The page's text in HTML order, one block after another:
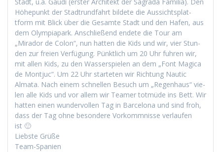
Höhep­unkt der Stadtrund­fahrt bildete die Aus­sicht­splat­
tform mit Blick über die Gesamte Stadt und den Hafen, aus
dem Olympia­park. Anschließend endete die Tour am
„Mirador de Colon“, nun hat­ten die Kids und wir, vier Stun­
den zur freien Ver­fü­gung. Pünk­tlich um 20 Uhr fuhren wir,
mit allen Kids, zu den Wasser­spie­len an dem „Font Mag­i­ca
de Mon­tjuc“. Um 22 Uhr starteten wir Rich­tung Nau­tic
Alma­ta. Nach einem schnellen Besuch um „Regen­haus“ vie­
len alle Kids und vor allem wir Team­er tot­müde ins Bett. Wir
hat­ten einen wun­der­vollen Tag in Barcelona und sind froh,
dass der Tag ohne beson­dere Vorkomm­nisse ver­laufen
ist 🙂
Lieb­ste Grüße
Team-Spanien